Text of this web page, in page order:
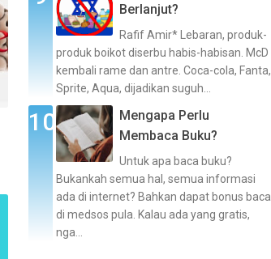
Berlanjut?
Rafif Amir* Lebaran, produk-
produk boikot diserbu habis-habisan. McD
kembali rame dan antre. Coca-cola, Fanta,
Sprite, Aqua, dijadikan suguh...
Mengapa Perlu
Membaca Buku?
Untuk apa baca buku?
Bukankah semua hal, semua informasi
ada di internet? Bahkan dapat bonus baca
di medsos pula. Kalau ada yang gratis,
nga...